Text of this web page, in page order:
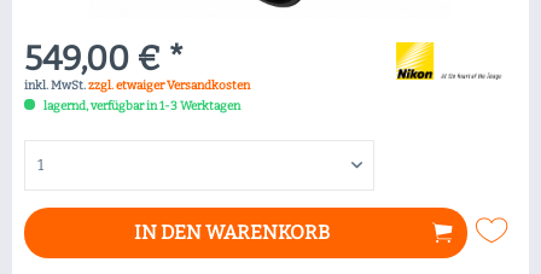
549,00 € *
inkl. MwSt.zzgl. etwaiger Versandkosten
lagernd, verfügbar in 1-3 Werktagen
IN DENWARENKORB